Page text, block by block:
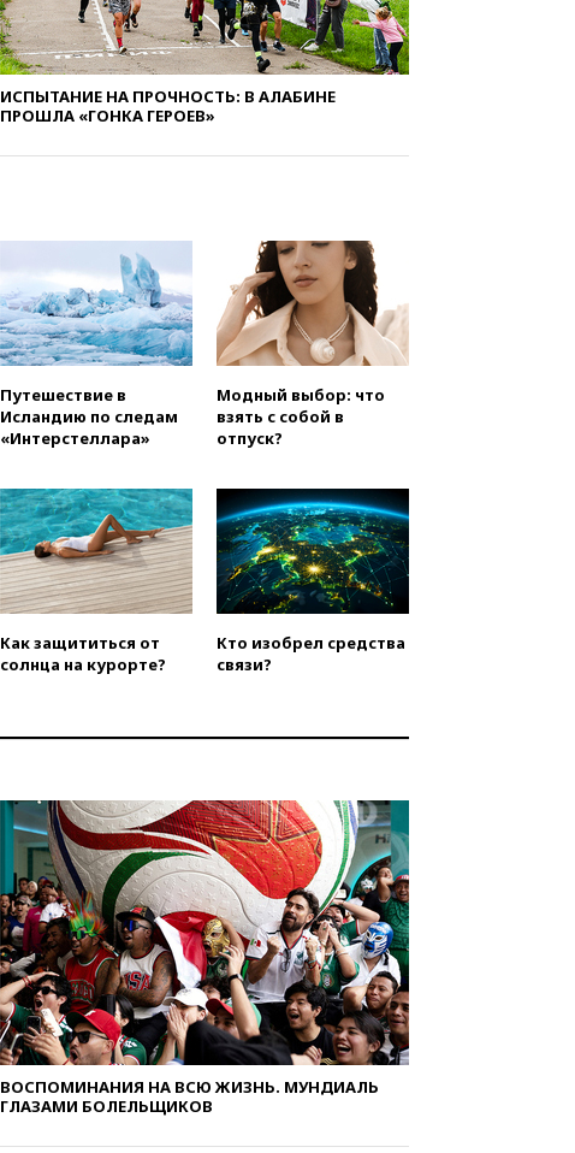
Венгрии
вчера, 16:50Politico: «Газовая
авантюра Германии ставит под
угрозу европейскую зиму»
взорвался вблизи
мирный житель
вчера, 14:54В Аргентине умер
отец футболиста Лионеля
Месси
ограничила судоходство в
Черном море
Генпрокурором
вчера, 13:37Пляжи
Геленджика закрыты из-за
опасности БПЛА
вчера, 13:03Испания ввела
погранконтроль для
итальянских туристов
вчера, 12:27 Возгорание на
Лерчек
вчера, 11:07При
столкновении катера и лодки
под Самарой погибли два
человека
вчера, 10:27Движение по
трассе «Новороссия»
восстановлено
вчера, 09:55 Силы ПВО
перехватили за утро 85 БПЛА
над территорией РФ
вчера, 09:25 Ильский НПЗ на
Кубани загорелся после
падения обломков дрона
ИСПЫТАНИЕ НА ПРОЧНОСТЬ: В АЛАБИНЕ
ПРОШЛА «ГОНКА ГЕРОЕВ»
Путешествие в
Исландию по следам
«Интерстеллара»
Модный выбор: что
взять с собой в
отпуск?
Как защититься от
солнца на курорте?
Кто изобрел средства
связи?
ВОСПОМИНАНИЯ НА ВСЮ ЖИЗНЬ. МУНДИАЛЬ
ГЛАЗАМИ БОЛЕЛЬЩИКОВ